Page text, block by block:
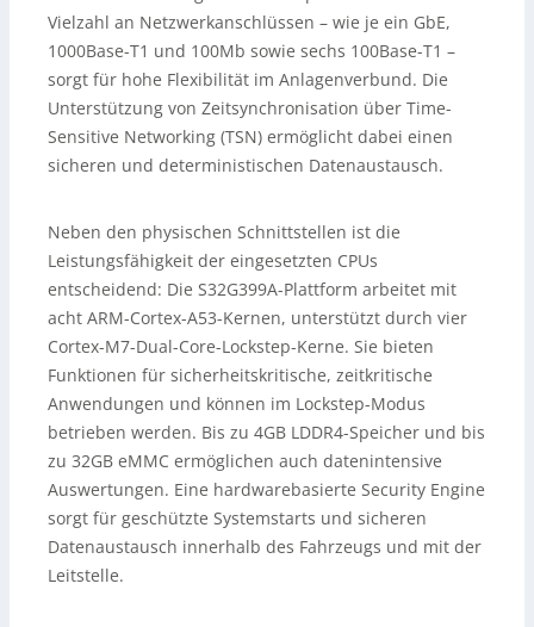
Vielzahl an Netzwerkanschlüssen – wie je ein GbE,
1000Base-T1 und 100Mb sowie sechs 100Base-T1 –
sorgt für hohe Flexibilität im Anlagenverbund. Die
Unterstützung von Zeitsynchronisation über Time-
Sensitive Networking (TSN) ermöglicht dabei einen
sicheren und deterministischen Datenaustausch.
Neben den physischen Schnittstellen ist die
Leistungsfähigkeit der eingesetzten CPUs
entscheidend: Die S32G399A-Plattform arbeitet mit
acht ARM-Cortex-A53-Kernen, unterstützt durch vier
Cortex-M7-Dual-Core-Lockstep-Kerne. Sie bieten
Funktionen für sicherheitskritische, zeitkritische
Anwendungen und können im Lockstep-Modus
betrieben werden. Bis zu 4GB LDDR4-Speicher und bis
zu 32GB eMMC ermöglichen auch datenintensive
Auswertungen. Eine hardwarebasierte Security Engine
sorgt für geschützte Systemstarts und sicheren
Datenaustausch innerhalb des Fahrzeugs und mit der
Leitstelle.